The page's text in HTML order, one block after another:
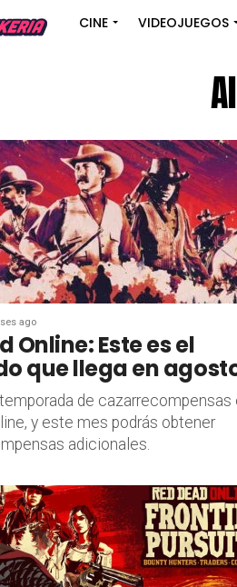
CINE VIDEOJUEGOS
ago
Online: Este es el
que llega en
de cazarrecompensas
y este mes podrás obtener
adicionales.